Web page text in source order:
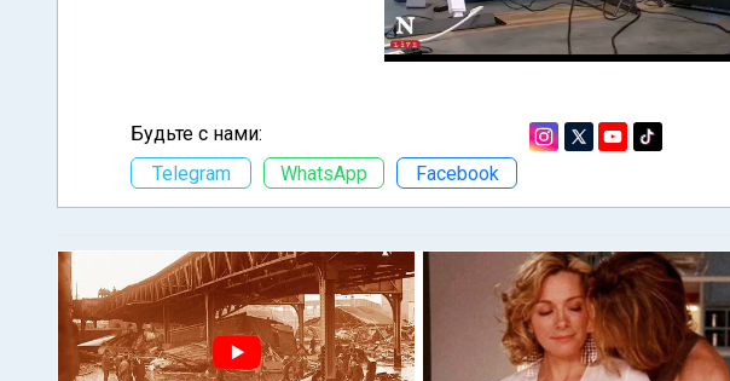
Будьте с нами:
Telegram
WhatsApp Facebook